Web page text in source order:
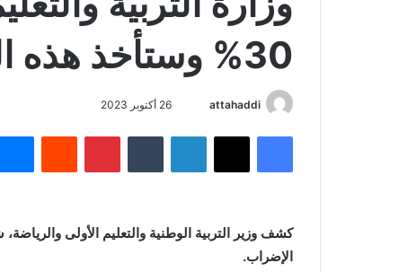
30% وستأخذ هذه الوقفات بجدية
attahaddi 26 أكتوبر 2023
فيسبوك X لينكدإن بينتيريست
كشف وزير التربية الوطنية والتعليم الأولى
الإضراب.